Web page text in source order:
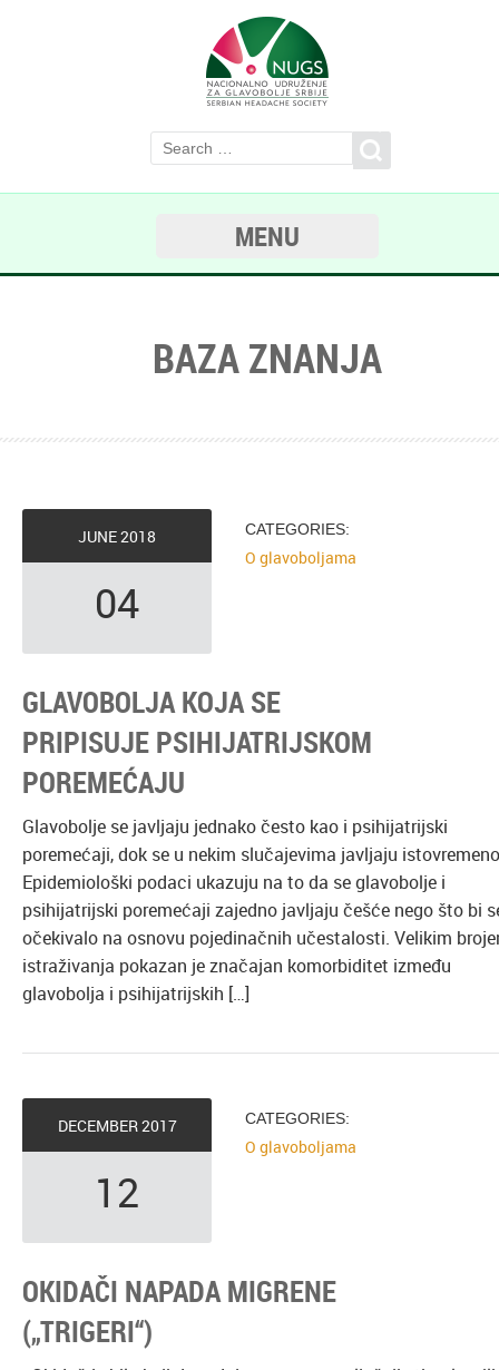
MENU
BAZA ZNANJA
JUNE2018
04
CATEGORIES:
O glavoboljama
GLAVOBOLJA KOJA SE
PRIPISUJE PSIHIJATRIJSKOM
POREMEĆAJU
Glavobolje se javljaju jednako često kao i psihijatrijski
poremećaji, dok se u nekim slučajevima javljaju
Epidemiološki podaci ukazuju na to da se glavobolje i
psihijatrijski poremećaji zajedno javljaju češće nego što bi
očekivalo na osnovu pojedinačnih učestalosti. Velikim
istraživanja pokazan je značajan komorbiditet između
glavobolja i psihijatrijskih […]
DECEMBER2017
12
CATEGORIES:
O glavoboljama
OKIDAČI NAPADA MIGRENE
(„TRIGERI“)